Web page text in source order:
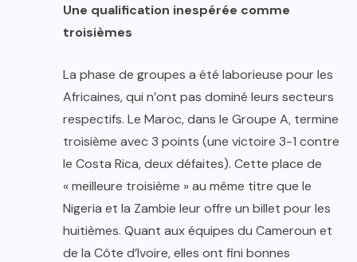
Une qualification inespérée comme
troisièmes
La phase de groupes a été laborieuse pour les
Africaines, qui n’ont pas dominé leurs secteurs
respectifs. Le Maroc, dans le Groupe A, termine
troisième avec 3 points (une victoire 3-1 contre
le Costa Rica, deux défaites). Cette place de
« meilleure troisième » au même titre que le
Nigeria et la Zambie leur offre un billet pour les
huitièmes. Quant aux équipes du Cameroun et
de la Côte d’Ivoire, elles ont fini bonnes